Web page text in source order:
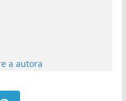
a autora